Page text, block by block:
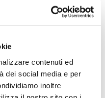
contenuti ed
dei social media e per
inoltre
Trasversali e
universitaridi